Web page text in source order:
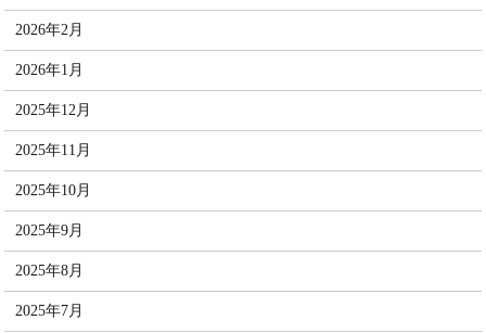
2026年2月
2026年1月
2025年12月
2025年11月
2025年10月
2025年9月
2025年8月
2025年7月